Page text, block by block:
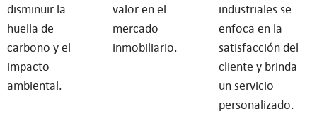
disminuir la
huella de
carbono y el
impacto
ambiental.
valor en el
mercado
inmobiliario.
industriales se
enfoca en la
satisfacción del
cliente y brinda
un servicio
personalizado.